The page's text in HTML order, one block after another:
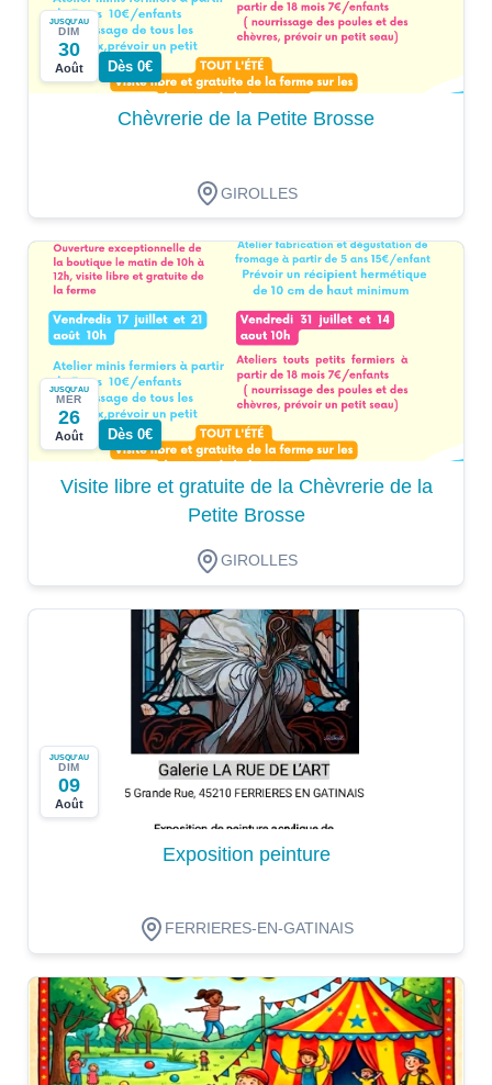
JUSQU'AU
DIM
30
Août Dès 0€
Chèvrerie de la Petite Brosse
GIROLLES
JUSQU'AU
MER
26
Août Dès 0€
Visite libre et gratuite de la Chèvrerie de la
Petite Brosse
GIROLLES
JUSQU'AU
DIM
09
Août
Exposition peinture
FERRIERES-EN-GATINAIS